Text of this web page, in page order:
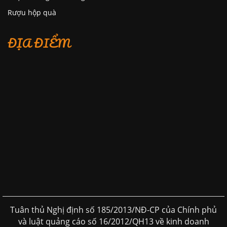
Rượu hộp quà
ĐỊA ĐIỂM
Tuân thủ Nghị định số 185/2013/NĐ-CP của Chính phủ
và luật quảng cáo số 16/2012/QH13 về kinh doanh